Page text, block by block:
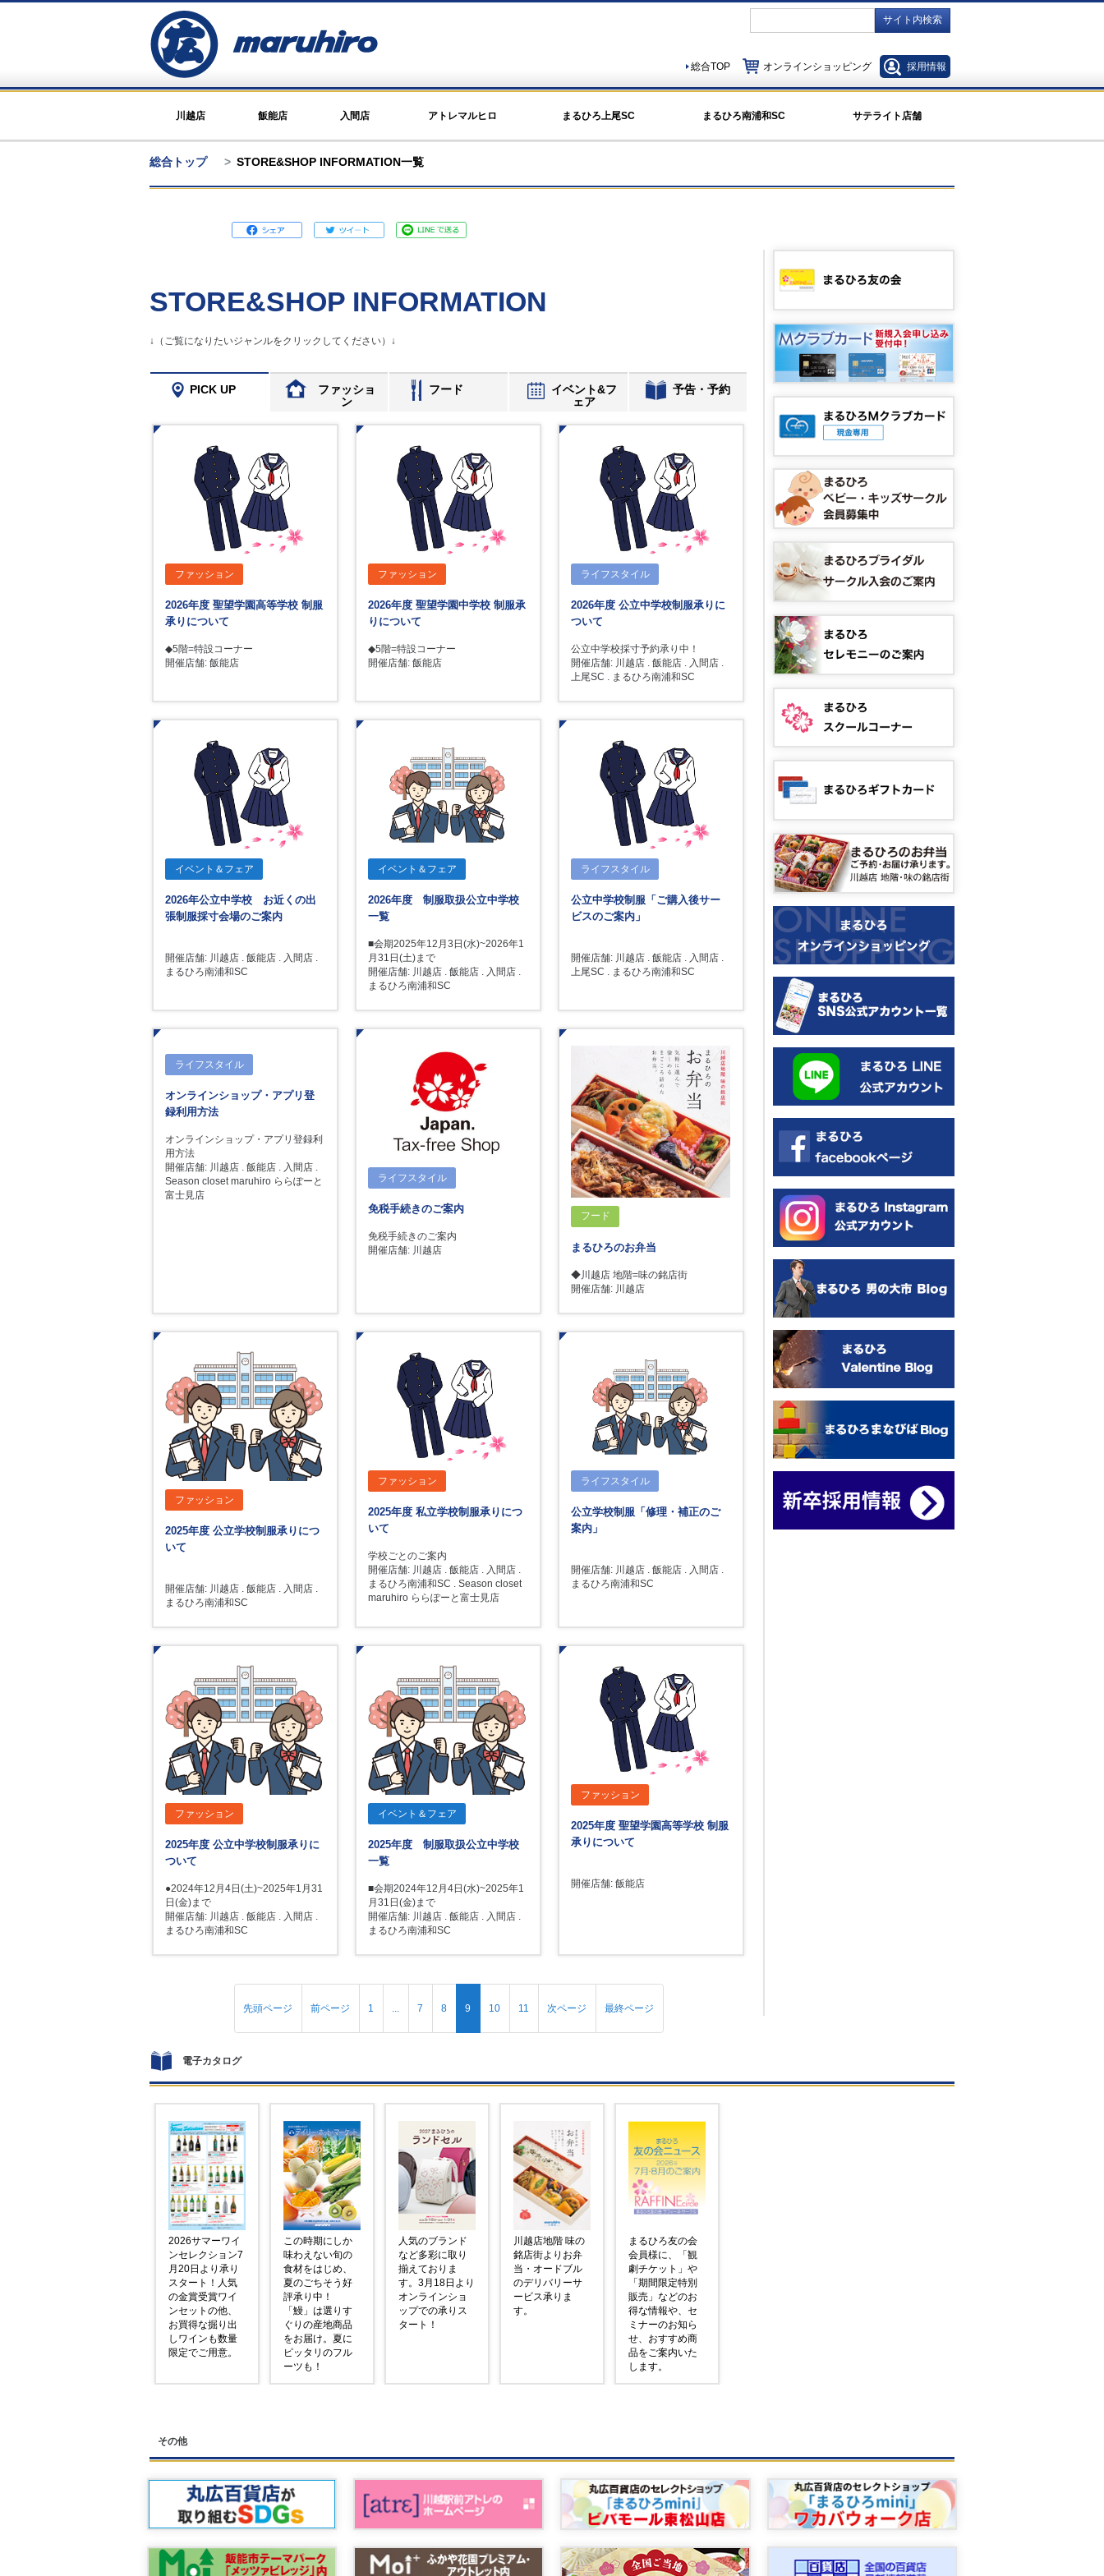
サイト内検索
総合TOP オンラインショッピング 採用情報
川越店 飯能店 入間店 アトレマルヒロ まるひろ上尾SC まるひろ南浦和SC サテライト店舗
総合トップ STORE&SHOP INFORMATION一覧
STORE&SHOP INFORMATION
↓（ご覧になりたいジャンルをクリックしてください）↓
PICK UP
ファッショ
ン
フード
イベント&フ
ェア
予告・予約
ファッション
2026年度 聖望学園高等学校 制服
承りについて
◆5階=特設コーナー
開催店舗: 飯能店
ファッション
2026年度 聖望学園中学校 制服承
りについて
◆5階=特設コーナー
開催店舗: 飯能店
ライフスタイル
2026年度 公立中学校制服承りに
ついて
公立中学校採寸予約承り中！
開催店舗: 川越店 . 飯能店 . 入間店 .
上尾SC . まるひろ南浦和SC
イベント＆フェア
2026年公立中学校 お近くの出
張制服採寸会場のご案内
開催店舗: 川越店 . 飯能店 . 入間店 .
まるひろ南浦和SC
イベント＆フェア
2026年度 制服取扱公立中学校
一覧
■会期2025年12月3日(水)~2026年1
月31日(土)まで
開催店舗: 川越店 . 飯能店 . 入間店 .
まるひろ南浦和SC
ライフスタイル
公立中学校制服「ご購入後サー
ビスのご案内」
開催店舗: 川越店 . 飯能店 . 入間店 .
上尾SC . まるひろ南浦和SC
ライフスタイル
オンラインショップ・アプリ登
録利用方法
オンラインショップ・アプリ登録利
用方法
開催店舗: 川越店 . 飯能店 . 入間店 .
Season closet maruhiro ららぽーと
富士見店
ライフスタイル
免税手続きのご案内
免税手続きのご案内
開催店舗: 川越店
フード
まるひろのお弁当
◆川越店 地階=味の銘店街
開催店舗: 川越店
ファッション
2025年度 公立学校制服承りにつ
いて
開催店舗: 川越店 . 飯能店 . 入間店 .
まるひろ南浦和SC
ファッション
2025年度 私立学校制服承りにつ
いて
学校ごとのご案内
開催店舗: 川越店 . 飯能店 . 入間店 .
まるひろ南浦和SC . Season closet
maruhiro ららぽーと富士見店
ライフスタイル
公立学校制服「修理・補正のご
案内」
開催店舗: 川越店 . 飯能店 . 入間店 .
まるひろ南浦和SC
ファッション
2025年度 公立中学校制服承りに
ついて
●2024年12月4日(土)~2025年1月31
日(金)まで
開催店舗: 川越店 . 飯能店 . 入間店 .
まるひろ南浦和SC
イベント＆フェア
2025年度 制服取扱公立中学校
一覧
■会期2024年12月4日(水)~2025年1
月31日(金)まで
開催店舗: 川越店 . 飯能店 . 入間店 .
まるひろ南浦和SC
ファッション
2025年度 聖望学園高等学校 制服
承りについて
開催店舗: 飯能店
先頭ページ 前ページ 1 ... 7 8 9 10 11 次ページ 最終ページ
電子カタログ
2026サマーワイ
ンセレクション7
月20日より承り
スタート！人気
の金賞受賞ワイ
ンセットの他、
お買得な掘り出
しワインも数量
限定でご用意。
この時期にしか
味わえない旬の
食材をはじめ、
夏のごちそう好
評承り中！
「鰻」は選りす
ぐりの産地商品
をお届け。夏に
ピッタリのフル
ーツも！
人気のブランド
など多彩に取り
揃えておりま
す。3月18日より
オンラインショ
ップでの承りス
タート！
川越店地階 味の
銘店街よりお弁
当・オードブル
のデリバリーサ
ービス承りま
す。
まるひろ友の会
会員様に、「観
劇チケット」や
「期間限定特別
販売」などのお
得な情報や、セ
ミナーのお知ら
せ、おすすめ商
品をご案内いた
します。
その他